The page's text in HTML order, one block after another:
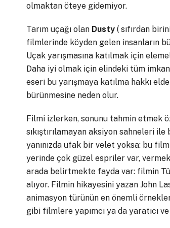
olmaktan öteye gidemiyor.
Tarım uçağı olan Dusty ( sıfırdan
filmlerinde köyden gelen insanların
Uçak yarışmasına katılmak için
Daha iyi olmak için elindeki tüm
eseri bu yarışmaya katılma hakkı
bürünmesine neden olur.
Filmi izlerken, sonunu tahmin etmek
sıkıştırılamayan aksiyon sahneleri
yanınızda ufak bir velet yoksa: bu
yerinde çok güzel espriler var,
arada belirtmekte fayda var: filmin
alıyor. Filmin hikayesini yazan John
animasyon türünün en önemli
gibi filmlere yapımcı ya da yaratıcı